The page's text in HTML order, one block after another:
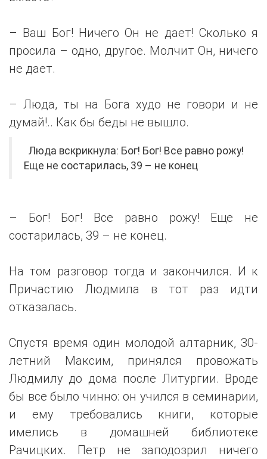
– Ваш Бог! Ничего Он не дает! Сколько я
просила – одно, другое. Молчит Он, ничего
не дает.
– Люда, ты на Бога худо не говори и не
думай!.. Как бы беды не вышло.
Люда вскрикнула: Бог! Бог! Все равно рожу!
Еще не состарилась, 39 – не конец
– Бог! Бог! Все равно рожу! Еще не
состарилась, 39 – не конец.
На том разговор тогда и закончился. И к
Причастию Людмила в тот раз идти
отказалась.
Спустя время один молодой алтарник, 30-
летний Максим, принялся провожать
Людмилу до дома после Литургии. Вроде
бы все было чинно: он учился в семинарии,
и ему требовались книги, которые
имелись в домашней библиотеке
Рачицких. Петр не заподозрил ничего